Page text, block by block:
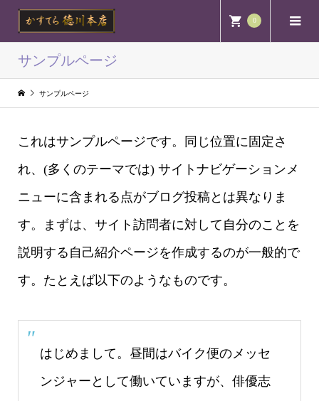
0
サンプルページ
サンプルページ
これはサンプルページです。同じ位置に固定さ
れ、(多くのテーマでは) サイトナビゲーションメ
ニューに含まれる点がブログ投稿とは異なりま
す。まずは、サイト訪問者に対して自分のことを
説明する自己紹介ページを作成するのが一般的で
す。たとえば以下のようなものです。
はじめまして。昼間はバイク便のメッセ
ンジャーとして働いていますが、俳優志